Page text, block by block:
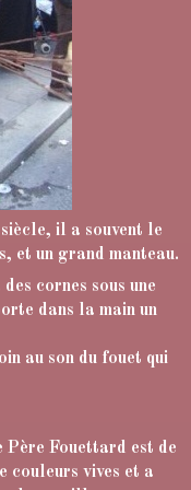
il a souvent le
et un grand manteau.
cornes sous une
dans la main un
au son du fouet qui
Père Fouettard est de
couleurs vives et a